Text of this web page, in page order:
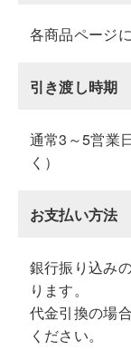
各商品ページ
引き渡し時期
通常3～5営業
く）
お支払い方法
銀行振り込み
ります。
代金引換の場
ください。